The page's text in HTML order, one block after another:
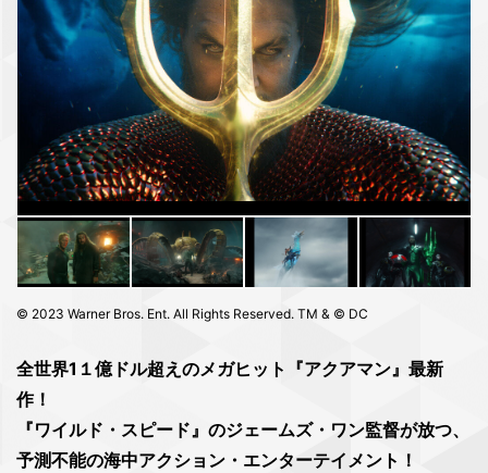
© 2023 Warner Bros. Ent. All Rights Reserved. TM & © DC
全世界1１億ドル超えのメガヒット『アクアマン』最新
作！
『ワイルド・スピード』のジェームズ・ワン監督が放つ、
予測不能の海中アクション・エンターテイメント！